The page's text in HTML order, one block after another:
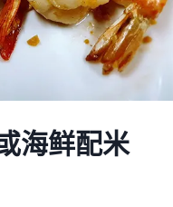
海鲜配米